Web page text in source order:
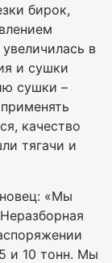
бирок,
в
и сушки
сушки –
качество
тягачи и
«Мы
и 10 тонн. Мы